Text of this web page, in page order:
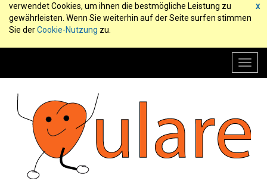
x
verwendet Cookies, um ihnen die bestmögliche Leistung zu
gewährleisten. Wenn Sie weiterhin auf der Seite surfen stimmen
Sie derCookie-Nutzung zu.